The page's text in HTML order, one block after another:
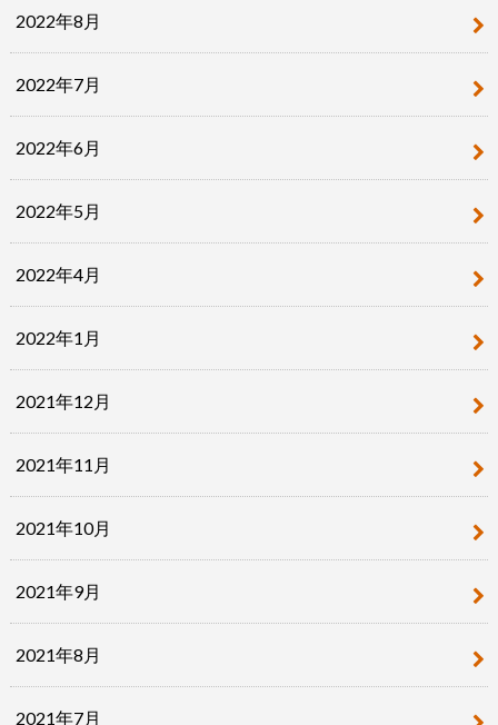
2022年8月
2022年7月
2022年6月
2022年5月
2022年4月
2022年1月
2021年12月
2021年11月
2021年10月
2021年9月
2021年8月
2021年7月